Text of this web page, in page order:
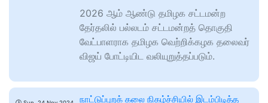
2026 ஆம் ஆண்டு தமிழக சட்டமன்ற
தேர்தலில் பல்லடம் சட்டமன்றத் தொகுதி
வேட்பாளராக தமிழக வெற்றிக்கழக தலைவர்
விஜய் போட்டியிட வலியுறுத்தப்படும்.
நாட்டுப்புறக் கலை நிகழ்ச்சியில் இடம்பிடித்த